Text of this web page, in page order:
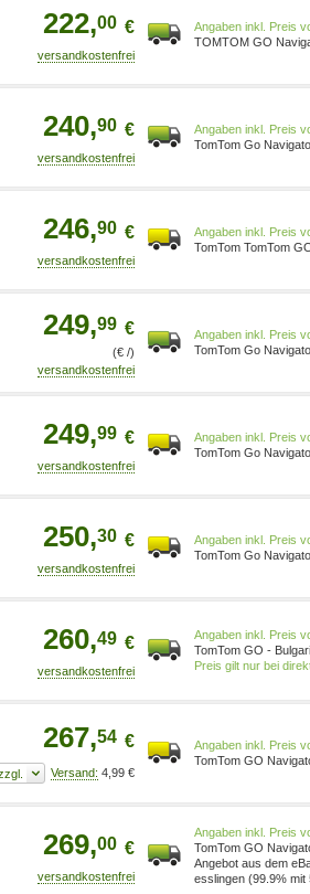
222,00 €
Preis
TOMTOM GO
240,90 €
Preis
TomTom Go
246,90 €
Preis
TomTom TomTom
249,99 €
(€ /)
Preis
TomTom Go
249,99 €
Preis
TomTom Go
250,30 €
Preis
TomTom Go
260,49 €
Preis
TomTom GO -
Dänisch - Deutsch -
Preis gilt nur bei
267,54 €
4,99 €
Preis
TomTom GO
269,00 €
Preis
TomTom GO
Fahrspurführung
Angebot aus dem
esslingen (99.9% mit